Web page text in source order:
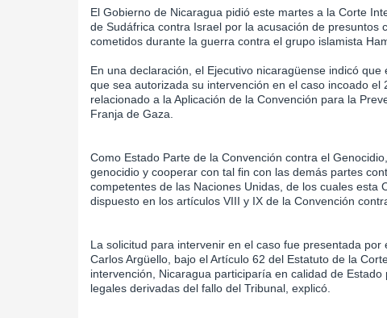
El Gobierno de Nicaragua pidió este martes a la Corte
de Sudáfrica contra Israel por la acusación de
cometidos durante la guerra contra el grupo islamista
En una declaración, el Ejecutivo nicaragüense indicó
que sea autorizada su intervención en el caso incoado
relacionado a la Aplicación de la Convención para la
Franja de Gaza.
Como Estado Parte de la Convención contra el
genocidio y cooperar con tal fin con las demás partes
competentes de las Naciones Unidas, de los cuales esta
dispuesto en los artículos VIII y IX de la Convención
La solicitud para intervenir en el caso fue presentada
Carlos Argüello, bajo el Artículo 62 del Estatuto de la
intervención, Nicaragua participaría en calidad de
legales derivadas del fallo del Tribunal, explicó.